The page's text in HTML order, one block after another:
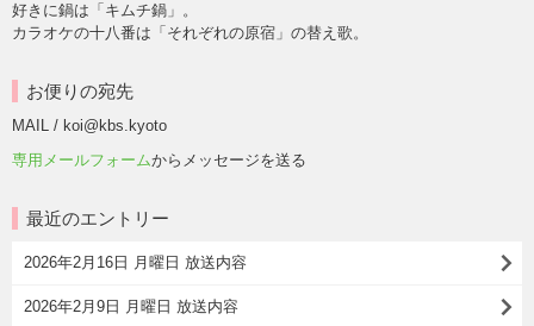
好きに鍋は「キムチ鍋」。
カラオケの十八番は「それぞれの原宿」の替え歌。
お便りの宛先
MAIL / koi@kbs.kyoto
専用メールフォームからメッセージを送る
最近のエントリー
2026年2月16日 月曜日 放送内容
2026年2月9日 月曜日 放送内容